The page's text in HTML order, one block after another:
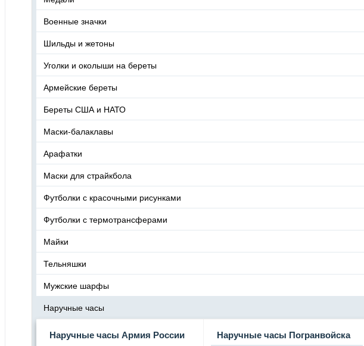
Военные значки
Шильды и жетоны
Уголки и околыши на береты
Армейские береты
Береты США и НАТО
Маски-балаклавы
Арафатки
Маски для страйкбола
Футболки с красочными рисунками
Футболки с термотрансферами
Майки
Тельняшки
Мужские шарфы
Наручные часы
Наручные часы Армия России
Наручные часы Погранвойска